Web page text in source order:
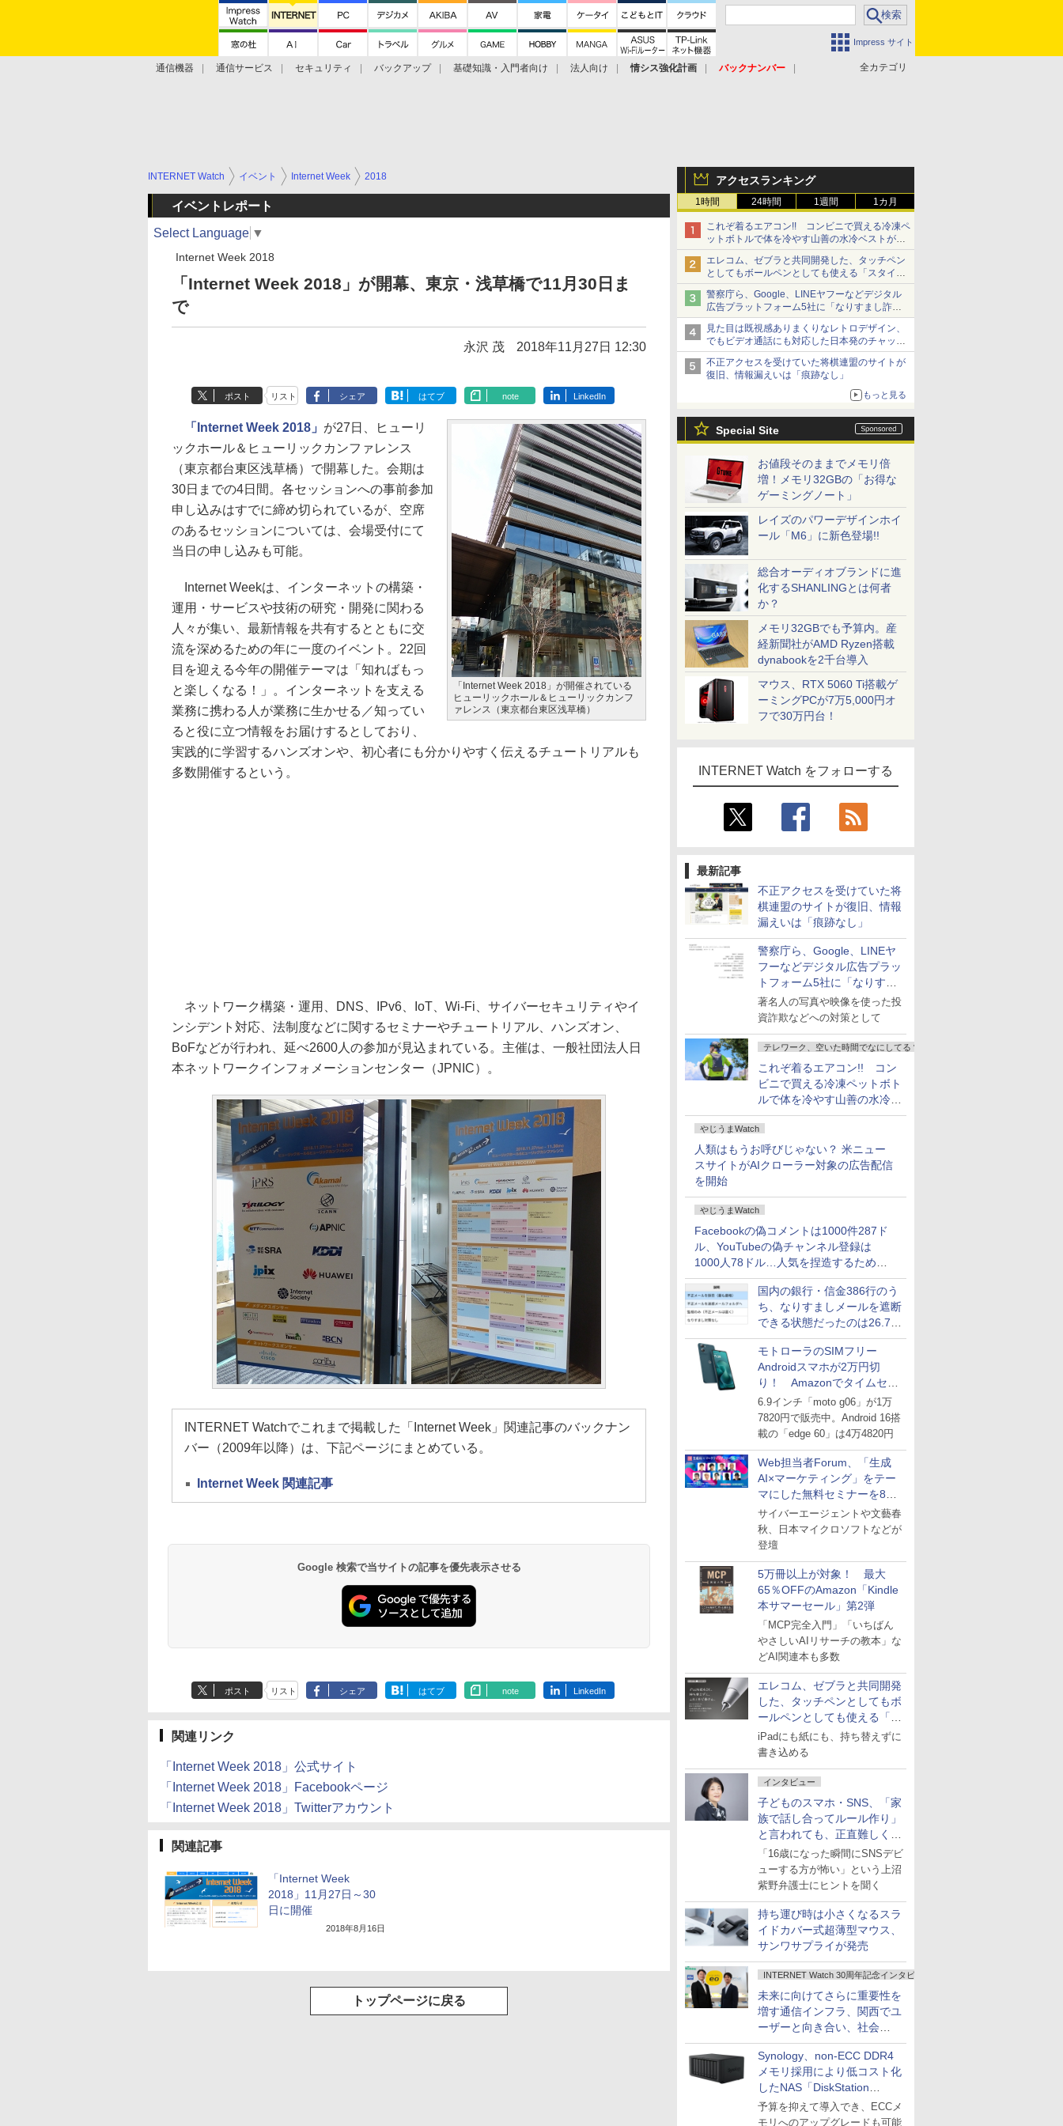
Impress サイト
全カテゴリ
通信機器 通信サービス セキュリティ バックアップ 基礎知識・入門者向け 法人向け 情シス強化計画
バックナンバー
アクセスランキング
1時間 24時間 1週間 1カ月
これぞ着るエアコン!! コンビニで買える冷凍ペ
ットボトルで体を冷やす山善の水冷ベストがロ
ードバイクにちょうどいい【ぼっち・ざ・ろー
ど！その14】【空いた時間でなにしてる？】
エレコム、ゼブラと共同開発した、タッチペン
としてもボールペンとしても使える「スタイラ
スツーウェイ」発売 iPadにも紙にも、持ち替
えずに書き込める
警察庁ら、Google、LINEヤフーなどデジタル
広告プラットフォーム5社に「なりすまし詐欺
広告」対策強化を要請 著名人の写真や映像を
使った投資詐欺などへの対策として
見た目は既視感ありまくりなレトロデザイン、
でもビデオ通話にも対応した日本発のチャット
アプリが登場【やじうまWatch】
不正アクセスを受けていた将棋連盟のサイトが
復旧、情報漏えいは「痕跡なし」
もっと見る
Special Site
お値段そのままでメモリ倍
増！メモリ32GBの「お得な
ゲーミングノート」
レイズのパワーデザインホイ
ール「M6」に新色登場!!
総合オーディオブランドに進
化するSHANLINGとは何者
か？
メモリ32GBでも予算内。産
経新聞社がAMD Ryzen搭載
dynabookを2千台導入
マウス、RTX 5060 Ti搭載ゲ
ーミングPCが7万5,000円オ
フで30万円台！
INTERNET Watch をフォローする
最新記事
不正アクセスを受けていた将
棋連盟のサイトが復旧、情報
漏えいは「痕跡なし」
警察庁ら、Google、LINEヤ
フーなどデジタル広告プラッ
トフォーム5社に「なりすま
し詐欺広告」対策強化を要請
著名人の写真や映像を使った投
資詐欺などへの対策として
テレワーク、空いた時間でなにしてる？
これぞ着るエアコン!! コン
ビニで買える冷凍ペットボト
ルで体を冷やす山善の水冷ベ
ストがロードバイクにちょう
どいい【ぼっち・ざ・ろー
ど！その14】
やじうまWatch
人類はもうお呼びじゃない？ 米ニュー
スサイトがAIクローラー対象の広告配信
を開始
やじうまWatch
Facebookの偽コメントは1000件287ド
ル、YouTubeの偽チャンネル登録は
1000人78ドル…人気を捏造するための
価格リストが公開中
国内の銀行・信金386行のう
ち、なりすましメールを遮断
できる状態だったのは26.7％
にとどまる～GMOブランド
セキュリティ調査
モトローラのSIMフリー
Androidスマホが2万円切
り！ Amazonでタイムセー
ル
6.9インチ「moto g06」が1万
7820円で販売中。Android 16搭
載の「edge 60」は4万4820円
Web担当者Forum、「生成
AI×マーケティング」をテー
マにした無料セミナーを8月
27日にオンライン開催
サイバーエージェントや文藝春
秋、日本マイクロソフトなどが
登壇
5万冊以上が対象！ 最大
65％OFFのAmazon「Kindle
本サマーセール」第2弾
「MCP完全入門」「いちばん
やさしいAIリサーチの教本」な
どAI関連本も多数
エレコム、ゼブラと共同開発
した、タッチペンとしてもボ
ールペンとしても使える「ス
タイラスツーウェイ」発売
iPadにも紙にも、持ち替えずに
書き込める
インタビュー
子どものスマホ・SNS、「家
族で話し合ってルール作り」
と言われても、正直難しくな
いですか？
「16歳になった瞬間にSNSデビ
ューする方が怖い」という上沼
紫野弁護士にヒントを聞く
持ち運び時は小さくなるスラ
イドカバー式超薄型マウス、
サンワサプライが発売
INTERNET Watch 30周年記念インタビュー
未来に向けてさらに重要性を
増す通信インフラ、関西でユ
ーザーと向き合い、社会
の“あたらしい”を起動し続け
る～オプテージ
Synology、non-ECC DDR4
メモリ採用により低コスト化
したNAS「DiskStation
neo+」シリーズ
予算を抑えて導入でき、ECCメ
モリへのアップグレードも可能
INTERNET Watch イベント Internet Week 2018
イベントレポート
Select Language ▼
Internet Week 2018
「Internet Week 2018」が開幕、東京・浅草橋で11月30日ま
で
永沢 茂 2018年11月27日 12:30
ポスト リスト シェア はてブ note LinkedIn
「Internet Week 2018」が開催されている
ヒューリックホール＆ヒューリックカンフ
ァレンス（東京都台東区浅草橋）
「Internet Week 2018」 が27日、ヒューリ
ックホール＆ヒューリックカンファレンス
（東京都台東区浅草橋）で開幕した。会期は
30日までの4日間。各セッションへの事前参加
申し込みはすでに締め切られているが、空席
のあるセッションについては、会場受付にて
当日の申し込みも可能。
Internet Weekは、インターネットの構築・
運用・サービスや技術の研究・開発に関わる
人々が集い、最新情報を共有するとともに交
流を深めるための年に一度のイベント。22回
目を迎える今年の開催テーマは「知ればもっ
と楽しくなる！」。インターネットを支える
業務に携わる人が業務に生かせる／知ってい
ると役に立つ情報をお届けするとしており、
実践的に学習するハンズオンや、初心者にも分かりやすく伝えるチュートリアルも
多数開催するという。
ネットワーク構築・運用、DNS、IPv6、IoT、Wi-Fi、サイバーセキュリティやイ
ンシデント対応、法制度などに関するセミナーやチュートリアル、ハンズオン、
BoFなどが行われ、延べ2600人の参加が見込まれている。主催は、一般社団法人日
本ネットワークインフォメーションセンター（JPNIC）。
INTERNET Watchでこれまで掲載した「Internet Week」関連記事のバックナン
バー（2009年以降）は、下記ページにまとめている。
Internet Week 関連記事
Google 検索で当サイトの記事を優先表示させる
ポスト リスト シェア はてブ note LinkedIn
関連リンク
「Internet Week 2018」公式サイト
「Internet Week 2018」Facebookページ
「Internet Week 2018」Twitterアカウント
関連記事
「Internet Week
2018」11月27日～30
日に開催
2018年8月16日
トップページに戻る